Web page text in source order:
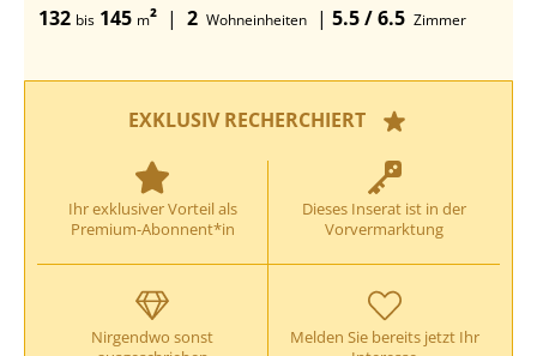
132 bis 145 m² | 2 Wohneinheiten | 5.5 / 6.5 Zimmer
EXKLUSIV RECHERCHIERT
Ihr exklusiver Vorteil als
Premium-Abonnent*in
Dieses Inserat ist in der
Vorvermarktung
Nirgendwo sonst
Melden Sie bereits jetzt Ihr